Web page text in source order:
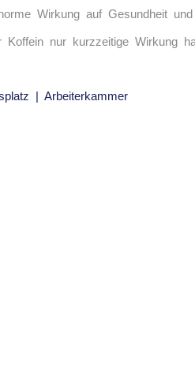
Wirkung auf Gesundheit und
nur kurzzeitige Wirkung
| Arbeiterkammer